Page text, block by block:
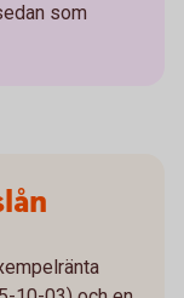
som